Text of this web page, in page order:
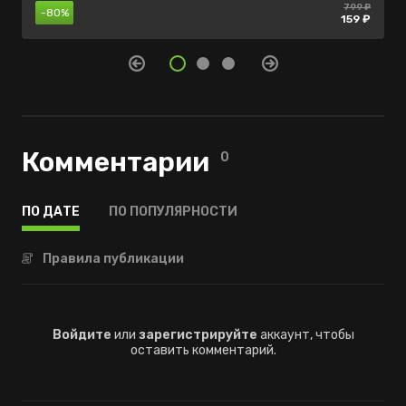
-80% 799 ₽
159 ₽
-80% 200 ₽
40 ₽
нет в
продаже
Комментарии 0
ПО ДАТЕ ПО ПОПУЛЯРНОСТИ
Правила публикации
Войдите или зарегистрируйте аккаунт, чтобы
оставить комментарий.